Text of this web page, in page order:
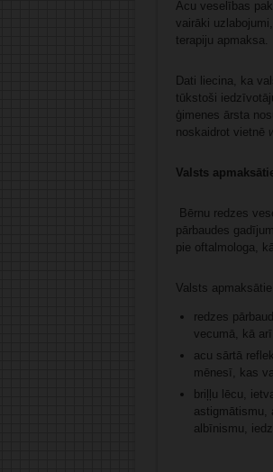
Acu veselības
vairāki
terapiju apmaksa.
Dati liecina, ka
tūkstoši
ģimenes ārsta
noskaidrot vietnē
Valsts
Bērnu redzes
pārbaudes
pie oftalmologa,
Valsts
redzes
vecumā, kā
acu sārtā
mēnesī, kas
briļļu lēcu,
astigmātismu,
albīnismu,